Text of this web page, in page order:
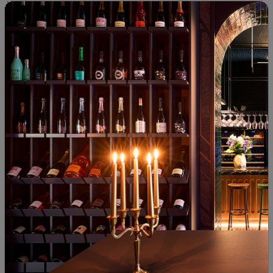
между страните, като при невъзможност да се постигне
съгласие, спорът може да бъде заведен пред компетентните
административни или съдебни органи.
1. Включвайки се в настоящата Игра, участниците предоставят
доброволно личните си данни (имейл, дата на раждане) и
дават съгласието си тези данни да бъдат използвани (събирани
и администрирани) от Организатора и/или друго дружество от
групата на Организатора, както и техни подизпълнители, само
за цели, свързани с настоящата Игра, на основание даденото
от съответното лице съгласие.
2. Всички лични данни ще бъдат третирани като
конфиденциална информация, съгласно действащата
нормативна уредба по отношение защита на личните данни.
3. Участниците имат право на достъп по всяко време до
събраните и обработвани техни лични данни, както и правото
да искат тяхната промяна, изтриване или коригиране в
съответствие с чл. 26 и следващите от Закона за защита на
личните данни, като изпратят молбата си писмено на имейл
адрес: dpo@seewines.com